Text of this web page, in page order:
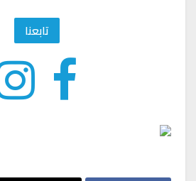
تابعنا